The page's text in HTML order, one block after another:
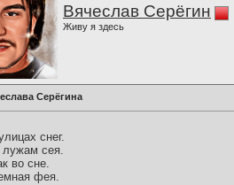
Вячеслав Серёгин
Живу я здесь
Серёгина
снег.
лужам сея.
во сне.
фея.